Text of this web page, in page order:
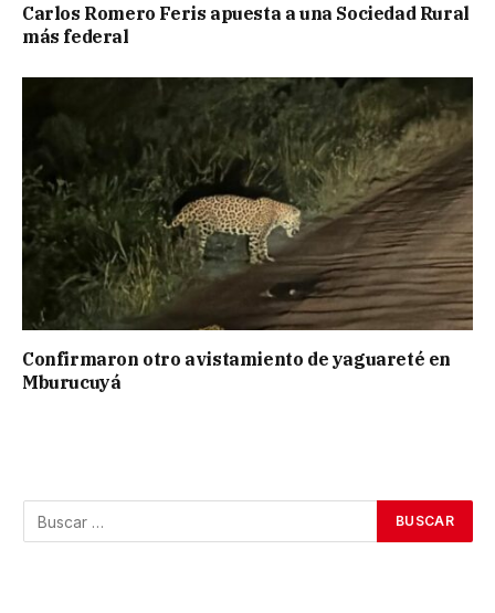
Carlos Romero Feris apuesta a una Sociedad Rural
más federal
Confirmaron otro avistamiento de yaguareté en
Mburucuyá